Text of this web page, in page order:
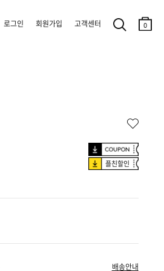
로그인 회원가입 고객센터 0
플친할인
배송안내